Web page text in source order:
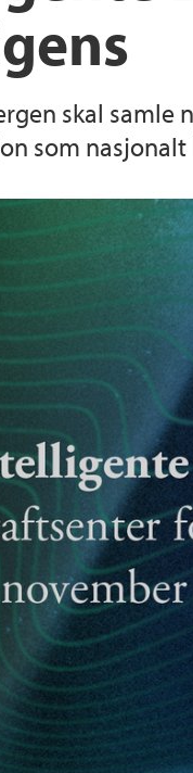
skal samle
som